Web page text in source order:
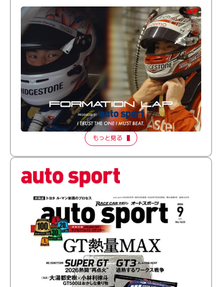
倒す相手を、信じてる。小林利徠斗 × 野村勇斗
【FORMATION LAP Produced by auto sport】
2026 Episode 2
もっと見る